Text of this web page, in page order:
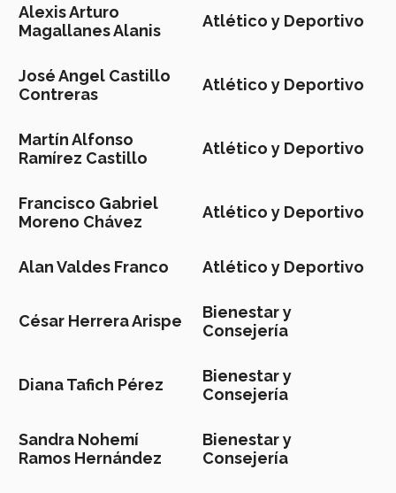
Alexis Arturo
Magallanes Alanis
Atlético y Deportivo
José Angel Castillo
Contreras
Atlético y Deportivo
Martín Alfonso
Ramírez Castillo
Atlético y Deportivo
Francisco Gabriel
Moreno Chávez
Atlético y Deportivo
Alan Valdes Franco Atlético y Deportivo
César Herrera Arispe
Bienestar y
Consejería
Diana Tafich Pérez
Bienestar y
Consejería
Sandra Nohemí
Ramos Hernández
Bienestar y
Consejería